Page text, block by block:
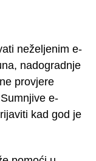
neželjenim e-
nadogradnje
provjere
e-
kad god je